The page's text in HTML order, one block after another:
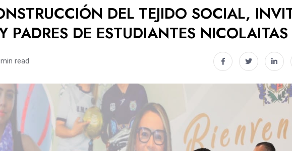
DEL TEJIDO SOCIAL,
PADRES DE ESTUDIANTES NICOLAITAS
read